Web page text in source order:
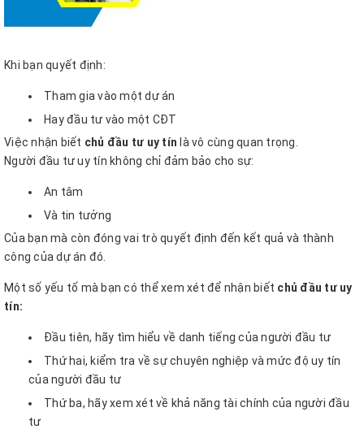
Khi bạn quyết định:
Tham gia vào một dự án
Hay đầu tư vào một CĐT
Việc nhận biết chủ đầu tư uy tín là vô cùng quan trọng.
Người đầu tư uy tín không chỉ đảm bảo cho sự:
An tâm
Và tin tưởng
Của bạn mà còn đóng vai trò quyết định đến kết quả và thành
công của dự án đó.
Một số yếu tố mà bạn có thể xem xét để nhận biết chủ đầu tư uy
tín:
Đầu tiên, hãy tìm hiểu về danh tiếng của người đầu tư
Thứ hai, kiểm tra về sự chuyên nghiệp và mức độ uy tín
của người đầu tư
Thứ ba, hãy xem xét về khả năng tài chính của người đầu
tư